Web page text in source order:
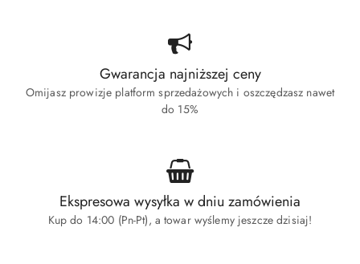
Gwarancja najniższej ceny
Omijasz prowizje platform sprzedażowych i oszczędzasz nawet
do 15%
Ekspresowa wysyłka w dniu zamówienia
Kup do 14:00 (Pn-Pt), a towar wyślemy jeszcze dzisiaj!